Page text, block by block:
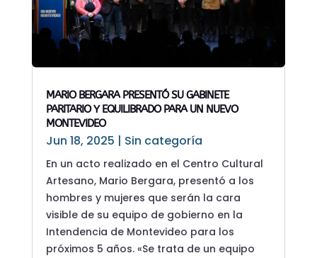
MARIO BERGARA PRESENTÓ SU GABINETE
PARITARIO Y EQUILIBRADO PARA UN NUEVO
MONTEVIDEO
Jun 18, 2025 | Sin categoría
En un acto realizado en el Centro Cultural
Artesano, Mario Bergara, presentó a los
hombres y mujeres que serán la cara
visible de su equipo de gobierno en la
Intendencia de Montevideo para los
próximos 5 años. «Se trata de un equipo